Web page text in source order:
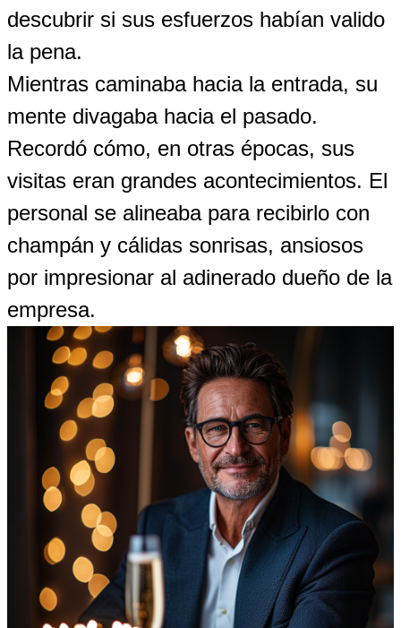
descubrir si sus esfuerzos habían valido
la pena.
Mientras caminaba hacia la entrada, su
mente divagaba hacia el pasado.
Recordó cómo, en otras épocas, sus
visitas eran grandes acontecimientos. El
personal se alineaba para recibirlo con
champán y cálidas sonrisas, ansiosos
por impresionar al adinerado dueño de la
empresa.